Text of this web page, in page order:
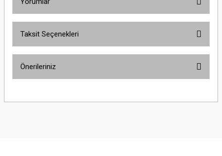
Taksit Seçenekleri
Önerileriniz
yetersiz gördüğünüz noktaları öneri formunu kullanarak tarafımıza